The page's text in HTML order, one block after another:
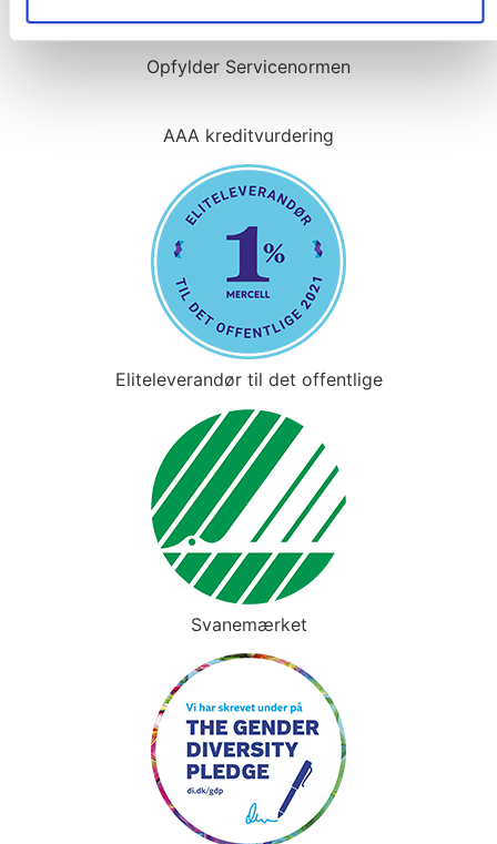
Opfylder Servicenormen
AAA kreditvurdering
Eliteleverandør til det offentlige
Svanemærket